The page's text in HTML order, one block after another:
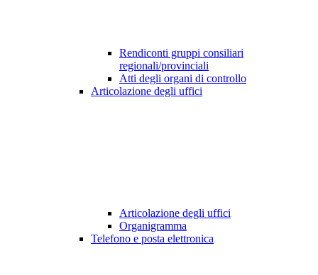
Rendiconti gruppi consiliari
regionali/provinciali
Atti degli organi di controllo
Articolazione degli uffici
Articolazione degli uffici
Organigramma
Telefono e posta elettronica